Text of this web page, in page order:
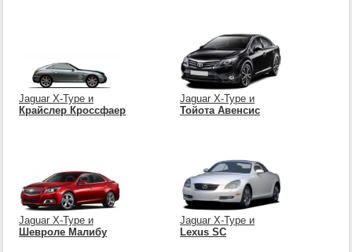
Jaguar X-Type и
Крайслер Кроссфаер
Jaguar X-Type и
Тойота Авенсис
Jaguar X-Type и
Шевроле Малибу
Jaguar X-Type и
Lexus SC